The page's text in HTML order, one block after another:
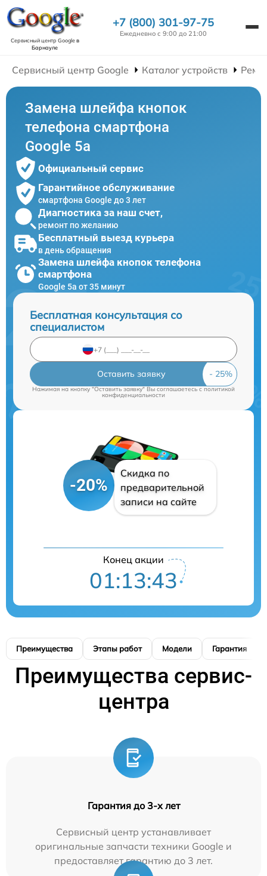
Сервисный центр Googleв
Барнауле
+7 (800) 301-97-75
Ежедневно с 9:00 до 21:00
Сервисный центр Google Каталог устройств
Замена шлейфа кнопок
телефона смартфона
Google 5a
Официальный сервис
Гарантийное обслуживание
смартфона Google до 3 лет
Диагностика за наш счет,
ремонт по желанию
Бесплатный выезд курьера
в день обращения
Замена шлейфа кнопок телефона
смартфона
Google 5a от 35 минут
Бесплатная консультация со
специалистом
Оставить заявку
Нажимая на кнопку "Оставить заявку" Вы соглашаетесь c политикой
конфиденциальности
-20%
Скидка по
предварительной
записи на сайте
Конец акции
01:13:42
Преимущества Этапы работ Модели Гарантия
Преимущества сервис-
центра
Гарантия до 3-х лет
Сервисный центр устанавливает
оригинальные запчасти техники Google и
предоставляет гарантию до 3 лет.